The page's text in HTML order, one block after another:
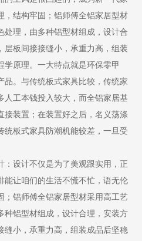
，结构牢固；铝师傅全铝家居型材
处理，由多种铝型材组成，设计合
层板间接接缝小，承重力高，组装
学原理。一大特点就是环保零甲
品。与传统板式家具比较，传统家
人工本钱投入较大，而全铝家居基
接装置；在装置好之后，名义荡涤
统板式家具防潮机能较差，一旦受
：设计不仅是为了美观跟实用，正
能让咱们的生活不慌不忙，语无伦
；铝师傅全铝家居型材采用高工艺
种铝型材组成，设计合理，安装方
缝小，承重力高，组装成品后坚稳